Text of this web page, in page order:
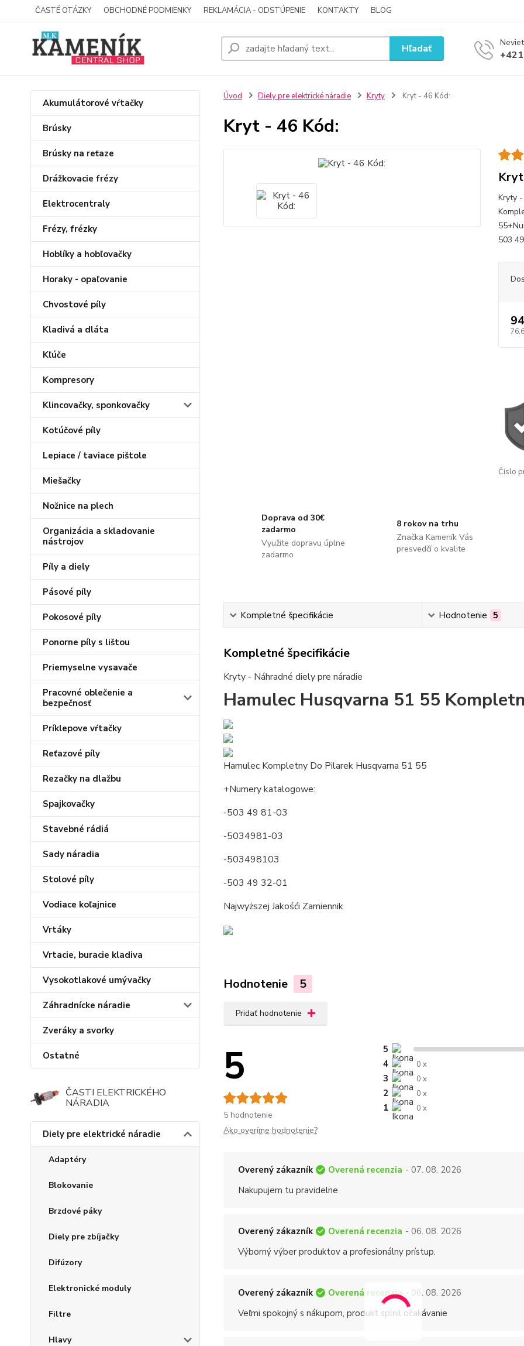
ČASTÉ OTÁZKY OBCHODNÉ PODMIENKY REKLAMÁCIA - ODSTÚPENIE KONTAKTY BLOG
Hľadať
Akumulátorové vŕtačky
Brúsky
Brúsky na reťaze
Drážkovacie frézy
Elektrocentraly
Frézy, frézky
Hoblíky a hobľovačky
Horaky - opaľovanie
Chvostové píly
Kladivá a dláta
Kľúče
Kompresory
Klincovačky, sponkovačky
Kotúčové píly
Lepiace / taviace pištole
Miešačky
Nožnice na plech
Organizácia a skladovanie
nástrojov
Píly a diely
Pásové píly
Pokosové píly
Ponorne píly s lištou
Priemyselne vysavače
Pracovné oblečenie a
bezpečnosť
Príklepove vŕtačky
Reťazové píly
Rezačky na dlažbu
Spajkovačky
Stavebné rádiá
Sady náradia
Stolové píly
Vodiace koľajnice
Vrtáky
Vrtacie, buracie kladiva
Vysokotlakové umývačky
Záhradnícke náradie
Zveráky a svorky
Ostatné
ČASTI ELEKTRICKÉHO
NÁRADIA
Diely pre elektrické náradie
Adaptéry
Blokovanie
Brzdové páky
Diely pre zbíjačky
Difúzory
Elektronické moduly
Filtre
Hlavy
Úvod Diely pre elektrické náradie Kryty Kryt - 46 Kód:
Kryt - 46 Kód:
Kryty
503
Číslo
Doprava od 30€
zadarmo
Využite dopravu úplne
zadarmo
8 rokov na trhu
Značka Kameník Vás
presvedčí o kvalite
Kompletné špecifikácie Hodnotenie 5
Kompletné špecifikácie
Kryty - Náhradné diely pre náradie
Hamulec Husqvarna 51 55
Hamulec Kompletny Do Pilarek Husqvarna 51 55
+Numery katalogowe:
-503 49 81-03
-5034981-03
-503498103
-503 49 32-01
Najwyższej Jakośći Zamiennik
Hodnotenie 5
Pridať hodnotenie
5
5 hodnotenie
5
4
0 x
3 0 x
2 0 x
1 0 x
Ako overíme hodnotenie?
Overený zákazník Overená recenzia - 07. 08. 2026
Nakupujem tu pravidelne
Overený zákazník Overená recenzia - 06. 08. 2026
Výborný výber produktov a profesionálny prístup.
Overený zákazník Overená recenzia - 06. 08. 2026
Veľmi spokojný s nákupom, produkt splnil očakávanie